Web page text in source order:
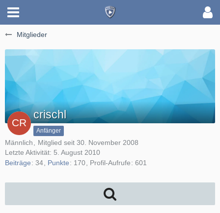
Mitglieder
crischl
Anfänger
Männlich
Mitglied seit 30. November 2008
Letzte Aktivität: 5. August 2010
Beiträge
34 Punkte 170 Profil-Aufrufe 601